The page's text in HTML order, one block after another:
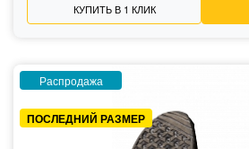
КУПИТЬ В 1 КЛИК
Распродажа
ПОСЛЕДНИЙ РАЗМЕР